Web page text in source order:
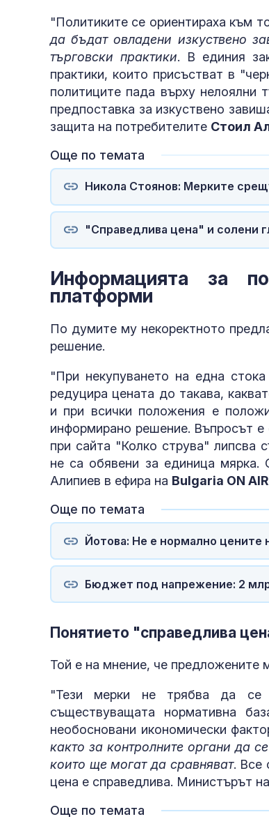
"Политиките се ориентираха към
да бъдат овладени изкуствено
търговски практики. В единия
практики, които присъстват в
политиците пада върху нелоялни
предпоставка за изкуствено
защита на потребителите Стоил
Още по темата
Никола Стоянов: Мерките
"Справедлива цена" и солени
Информацията за
платформи
По думите му некоректното
решение.
"При некупуването на една
редуцира цената до такава,
и при всички положения е
информирано решение. Въпросът
при сайта "Колко струва" липсва
не са обявени за единица
Алипиев в ефира на Bulgaria ON AIR
Още по темата
Йотова: Не е нормално цените
Бюджет под напрежение: 2
Понятието "справедлива
Той е на мнение, че предложените
"Тези мерки не трябва да се
съществуващата нормативна
необосновани икономически
както за контролните органи да
които ще могат да сравняват. Все
цена е справедлива. Министърът
Още по темата